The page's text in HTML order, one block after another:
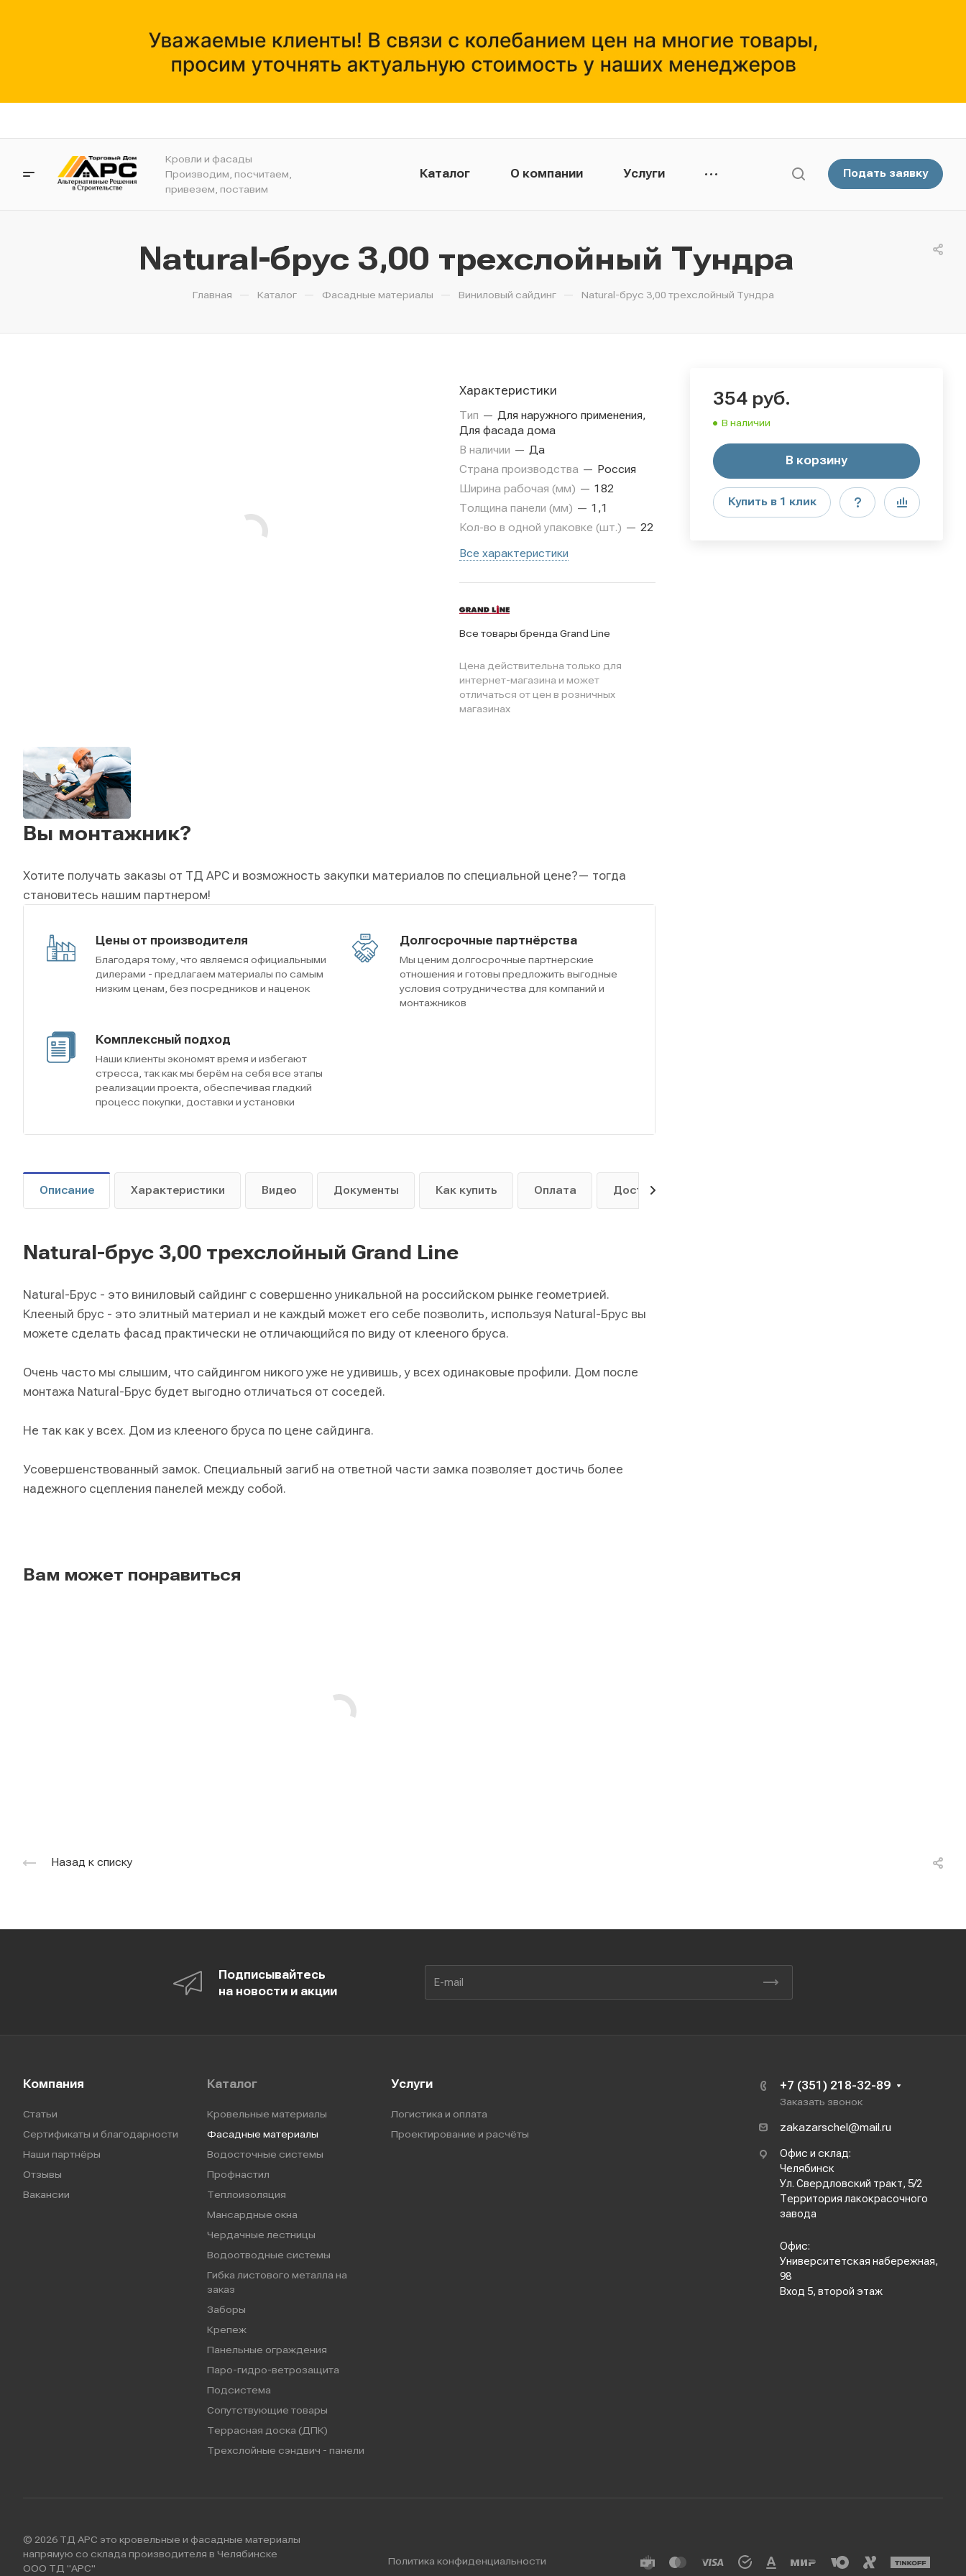
Кровли и фасады
Производим, посчитаем,
привезем, поставим
Каталог О компании Услуги Подать заявку
Natural-брус 3,00 трехслойный Тундра
Главная — Каталог — Фасадные материалы — Виниловый сайдинг — Natural-брус 3,00 трехслойный Тундра
354 руб.
В наличии
В корзину
Купить в 1 клик
Характеристики
Тип — Для наружного применения,
Для фасада дома
В наличии — Да
Страна производства — Россия
Ширина рабочая (мм) — 182
Толщина панели (мм) — 1,1
Кол-во в одной упаковке (шт.) — 22
Все характеристики
Все товары бренда Grand Line
Цена действительна только для
интернет-магазина и может
отличаться от цен в розничных
магазинах
Вы монтажник?
Хотите получать заказы от ТД АРС и возможность закупки материалов по специальной цене?— тогда
становитесь нашим партнером!
Цены от производителя
Благодаря тому, что являемся официальными
дилерами - предлагаем материалы по самым
низким ценам, без посредников и наценок
Долгосрочные партнёрства
Мы ценим долгосрочные партнерские
отношения и готовы предложить выгодные
условия сотрудничества для компаний и
монтажников
Комплексный подход
Наши клиенты экономят время и избегают
стресса, так как мы берём на себя все этапы
реализации проекта, обеспечивая гладкий
процесс покупки, доставки и установки
Описание Характеристики Видео Документы Как купить Оплата Доставка
Natural-брус 3,00 трехслойный Grand Line
Natural-Брус - это виниловый сайдинг с совершенно уникальной на российском рынке геометрией.
Клееный брус - это элитный материал и не каждый может его себе позволить, используя Natural-Брус вы
можете сделать фасад практически не отличающийся по виду от клееного бруса.
Очень часто мы слышим, что сайдингом никого уже не удивишь, у всех одинаковые профили. Дом после
монтажа Natural-Брус будет выгодно отличаться от соседей.
Не так как у всех. Дом из клееного бруса по цене сайдинга.
Усовершенствованный замок. Специальный загиб на ответной части замка позволяет достичь более
надежного сцепления панелей между собой.
Вам может понравиться
Назад к списку
Подписывайтесь
на новости и акции
Компания
Статьи
Сертификаты и благодарности
Наши партнёры
Отзывы
Вакансии
Каталог
Кровельные материалы
Фасадные материалы
Водосточные системы
Профнастил
Теплоизоляция
Мансардные окна
Чердачные лестницы
Водоотводные системы
Гибка листового металла на
заказ
Заборы
Крепеж
Панельные ограждения
Паро-гидро-ветрозащита
Подсистема
Сопутствующие товары
Террасная доска (ДПК)
Трехслойные сэндвич - панели
Услуги
Логистика и оплата
Проектирование и расчёты
+7 (351) 218-32-89
Заказать звонок
zakazarschel@mail.ru
Офис и склад:
Челябинск
Ул. Свердловский тракт, 5/2
Территория лакокрасочного
завода
Офис:
Университетская набережная,
98
Вход 5, второй этаж
© 2026 ТД АРС это кровельные и фасадные материалы
напрямую со склада производителя в Челябинске
ООО ТД "АРС"
Политика конфиденциальности